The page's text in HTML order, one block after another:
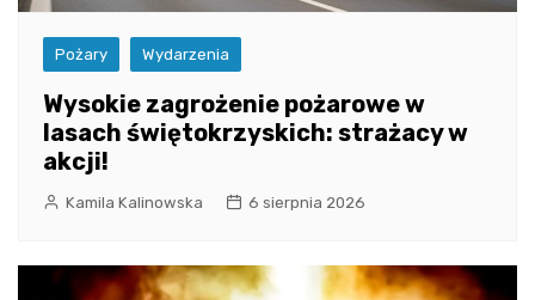
Pożary Wydarzenia
Wysokie zagrożenie pożarowe w
lasach świętokrzyskich: strażacy w
akcji!
Kamila Kalinowska 6 sierpnia 2026